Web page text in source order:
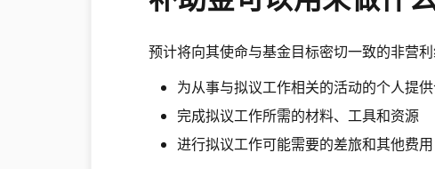
预计将向其使命与基金目标密切一致的非营
为从事与拟议工作相关的活动的个人提
完成拟议工作所需的材料、工具和资源
进行拟议工作可能需要的差旅和其他费用